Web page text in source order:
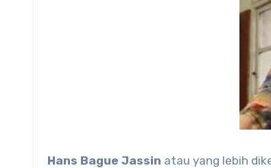
Hans Bague Jassin atau yang lebih